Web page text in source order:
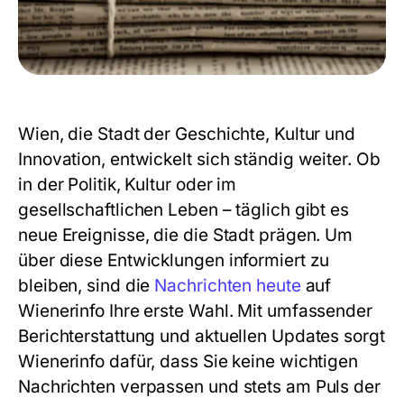
Wien, die Stadt der Geschichte, Kultur und
Innovation, entwickelt sich ständig weiter. Ob
in der Politik, Kultur oder im
gesellschaftlichen Leben – täglich gibt es
neue Ereignisse, die die Stadt prägen. Um
über diese Entwicklungen informiert zu
bleiben, sind die Nachrichten heuteauf
Wienerinfo Ihre erste Wahl. Mit umfassender
Berichterstattung und aktuellen Updates sorgt
Wienerinfo dafür, dass Sie keine wichtigen
Nachrichten verpassen und stets am Puls der